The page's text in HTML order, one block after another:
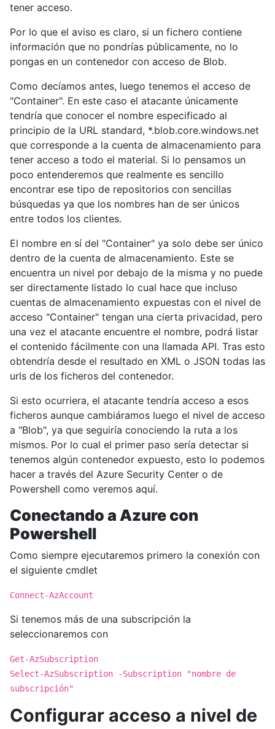
tener acceso.
Por lo que el aviso es claro, si un fichero contiene
información que no pondrías públicamente, no lo
pongas en un contenedor con acceso de Blob.
Como decíamos antes, luego tenemos el acceso de
"Container". En este caso el atacante únicamente
tendría que conocer el nombre especificado al
principio de la URL standard, *.blob.core.windows.net
que corresponde a la cuenta de almacenamiento para
tener acceso a todo el material. Si lo pensamos un
poco entenderemos que realmente es sencillo
encontrar ese tipo de repositorios con sencillas
búsquedas ya que los nombres han de ser únicos
entre todos los clientes.
El nombre en sí del "Container" ya solo debe ser único
dentro de la cuenta de almacenamiento. Este se
encuentra un nivel por debajo de la misma y no puede
ser directamente listado lo cual hace que incluso
cuentas de almacenamiento expuestas con el nivel de
acceso "Container" tengan una cierta privacidad, pero
una vez el atacante encuentre el nombre, podrá listar
el contenido fácilmente con una llamada API. Tras esto
obtendría desde el resultado en XML o JSON todas las
urls de los ficheros del contenedor.
Si esto ocurriera, el atacante tendría acceso a esos
ficheros aunque cambiáramos luego el nivel de acceso
a "Blob", ya que seguiría conociendo la ruta a los
mismos. Por lo cual el primer paso sería detectar si
tenemos algún contenedor expuesto, esto lo podemos
hacer a través del Azure Security Center o de
Powershell como veremos aquí.
Conectando a Azure con
Powershell
Como siempre ejecutaremos primero la conexión con
el siguiente cmdlet
Connect-AzAccount
Si tenemos más de una subscripción la
seleccionaremos con
Get-AzSubscription
Select-AzSubscription -Subscription "nombre de
subscripción"
Configurar acceso a nivel de